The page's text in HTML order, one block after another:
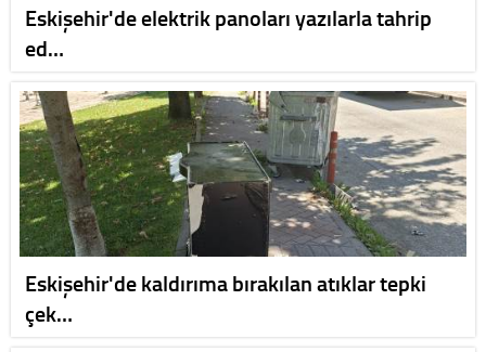
Eskişehir'de elektrik panoları yazılarla tahrip
ed…
Eskişehir'de kaldırıma bırakılan atıklar tepki
çek…